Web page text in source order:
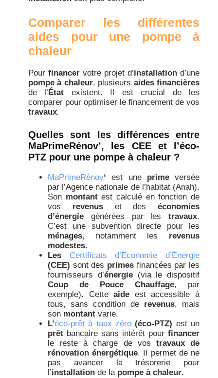
Comparer les différentes
aides pour une pompe à
chaleur
Pour financer votre projet d’installation d’une
pompe à chaleur, plusieurs aides financières
de l’État existent. Il est crucial de les
comparer pour optimiser le financement de vos
travaux.
Quelles sont les différences entre
MaPrimeRénov’, les CEE et l’éco-
PTZ pour une pompe à chaleur ?
MaPrimeRénov‘ est une primeversée
par l’Agence nationale de l’habitat (Anah).
Son montantest calculé en fonction de
vos revenuset des économies
d’énergie générées par les travaux.
C’est une subvention directe pour les
ménages, notamment les revenus
modestes.
Les Certificats d’Économie d’Énergie
(CEE) sont des primes financées par les
fournisseurs d’énergie(via le dispositif
Coup de Pouce Chauffage, par
exemple). Cetteaide est accessible à
tous, sans condition de revenus, mais
son montant varie.
L’éco-prêt à taux zéro (éco-PTZ) est un
prêt bancaire sans intérêt pour financer
le reste à charge de vos travaux de
rénovation énergétique. Il permet de ne
pas avancer la trésorerie pour
l’installation de la pompe à chaleur.